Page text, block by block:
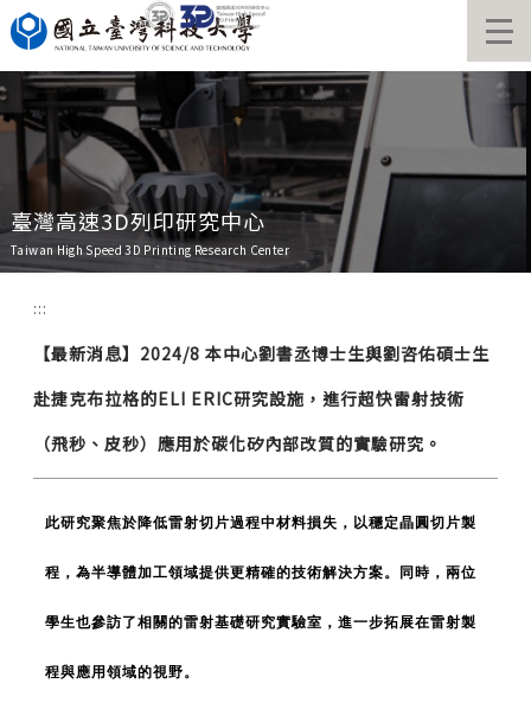
跳
到
要
容
臺灣高速3D列印研究中心
Taiwan High Speed 3D Printing Research Center
:::
【最新消息】2024/8 本中心劉書丞博士生與劉咨佑碩士生
赴捷克布拉格的ELI ERIC研究設施，進行超快雷射技術
（飛秒、皮秒）應用於碳化矽內部改質的實驗研究。
此研究聚焦於降低雷射切片過程中材料損失，以穩定晶圓切片製
程，為半導體加工領域提供更精確的技術解決方案。同時，兩位
學生也參訪了相關的雷射基礎研究實驗室，進一步拓展在雷射製
程與應用領域的視野。